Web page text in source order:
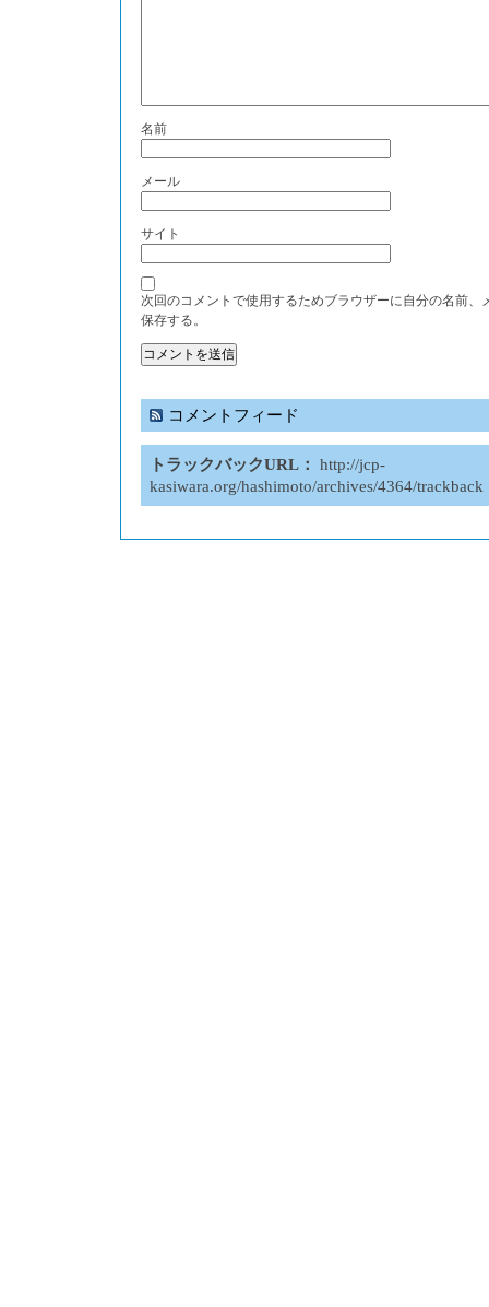
名前
メール
サイト
次回のコメントで使用するためブラウザーに自分の名前、
保存する。
コメントフィード
トラックバックURL：
http://jcp-
kasiwara.org/hashimoto/archives/4364/trackback